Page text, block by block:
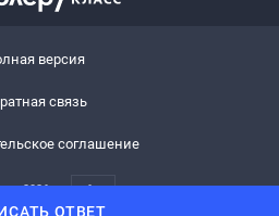
ОТВЕТ
версия
связь
соглашение
2026 6+